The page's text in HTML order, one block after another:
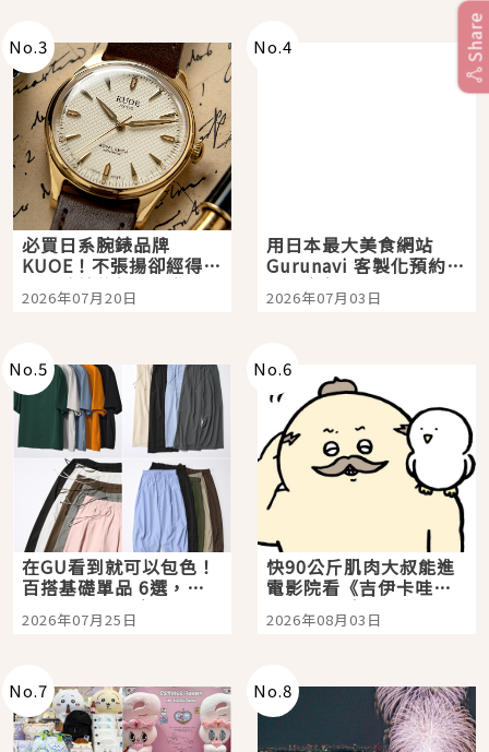
No.3
必買日系腕錶品牌
KUOE！不張揚卻經得起
時間洗鍊的經典之作五
選
2026年07月20日
No.4
用日本最大美食網站
Gurunavi 客製化預約九
大都市餐廳，打造專屬
美食體驗！
2026年07月03日
No.5
在GU看到就可以包色！
百搭基礎單品 6選，閉
眼全收也不心疼
2026年07月25日
No.6
快90公斤肌肉大叔能進
電影院看《吉伊卡哇》
嗎？日本重金屬樂團
「打首」會長與nagano
2026年08月03日
No.7 No.8
Share